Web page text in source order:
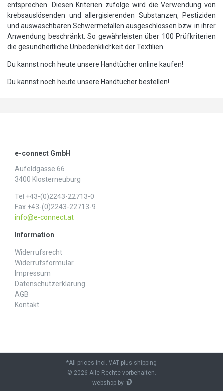
entsprechen. Diesen Kriterien zufolge wird die Verwendung von
krebsauslösenden und allergisierenden Substanzen, Pestiziden
und auswaschbaren Schwermetallen ausgeschlossen bzw. in ihrer
Anwendung beschränkt. So gewährleisten über 100 Prüfkriterien
die gesundheitliche Unbedenklichkeit der Textilien.
Du kannst noch heute unsere Handtücher online kaufen!
Du kannst noch heute unsere Handtücher bestellen!
e-connect GmbH
Aufeldgasse 66
3400 Klosterneuburg
Tel +43-(0)2243-22713-0
Fax +43-(0)2243-22713-9
info@e-connect.at
Information
Widerrufs­recht
Widerrufs­formular
Impressum
Daten­schutz­erklärung
AGB
Kontakt
*All prices incl. VAT plus shipping
© 2026 Alle Rechte vorbehalten.
webshop by